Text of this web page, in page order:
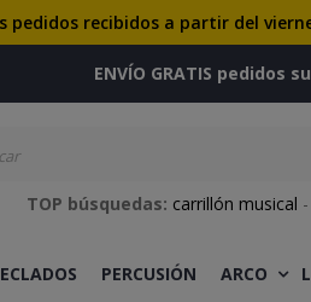
pedidos recibidos a partir del
ENVÍO GRATIS pedidos
TOP búsquedas: carrillón musical -
PERCUSIÓN ARCO